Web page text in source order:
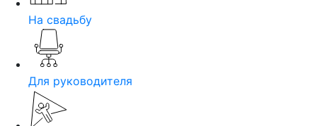
На свадьбу
Для руководителя